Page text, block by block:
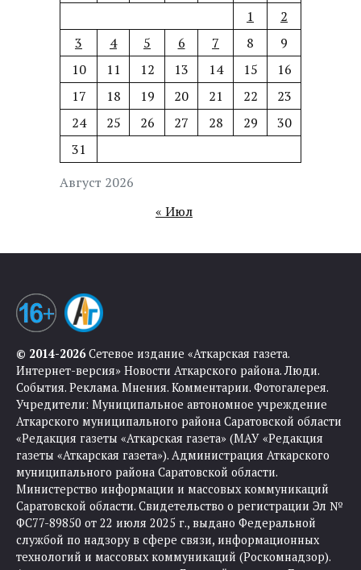
Август 2026
1
2
3
4 5 6 7 8
9
10
11 12 13 14 15
16
17
18 19 20 21 22
23
24
25 26 27 28 29
30
31
« Июл
© 2014-2026Сетевое издание «Аткарская газета.
Интернет-версия» Новости Аткарского района. Люди.
События. Реклама. Мнения. Комментарии. Фотогалерея.
Учредители: Муниципальное автономное учреждение
Аткарского муниципального района Саратовской области
«Редакция газеты «Аткарская газета» (МАУ «Редакция
газеты «Аткарская газета»). Администрация Аткарского
муниципального района Саратовской области.
Министерство информации и массовых коммуникаций
Саратовской области. Свидетельство о регистрации Эл №
ФС77-89850 от 22 июля 2025 г., выдано Федеральной
службой по надзору в сфере связи, информационных
технологий и массовых коммуникаций (Роскомнадзор).